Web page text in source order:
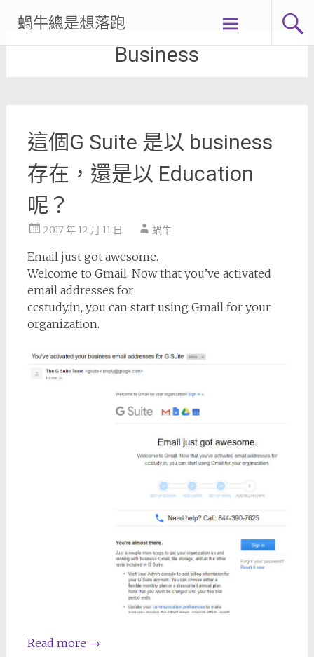
content
蝸牛總是想落跑
Business
這個G Suite 是以 business
存在，還是以 Education
呢？
2017 年 12 月 11 日 蝸牛
Email just got awesome.
Welcome to Gmail. Now that you’ve activated
email addresses for
cc​study​.in, you can start using Gmail for your
organization.
Read more →